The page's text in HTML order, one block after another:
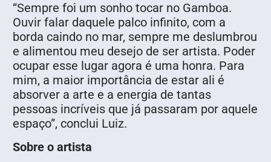
“Sempre foi um sonho tocar no Gamboa.
Ouvir falar daquele palco infinito, com a
borda caindo no mar, sempre me deslumbrou
e alimentou meu desejo de ser artista. Poder
ocupar esse lugar agora é uma honra. Para
mim, a maior importância de estar ali é
absorver a arte e a energia de tantas
pessoas incríveis que já passaram por aquele
espaço”, conclui Luiz.
Sobre o artista